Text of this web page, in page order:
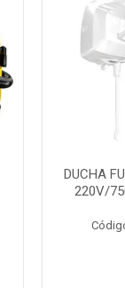
DUCHA
220V/